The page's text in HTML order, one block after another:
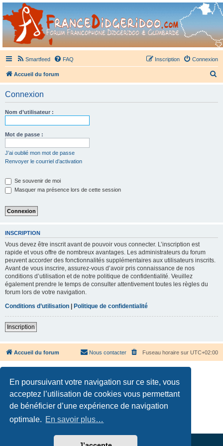
En poursuivant votre navigation sur ce site, vous
acceptez l’utilisation de cookies vous permettant
de bénéficier d’une expérience de navigation
optimale. En savoir plus…
France Didgeridoo
Didgeridoo et Guimbarde sur France Didgeridoo - retrouvez la communauté.
Smartfeed FAQ Connexion
Inscription
Accueil du forum
Connexion
Nom d’utilisateur :
Mot de passe :
J’ai oublié mon mot de passe
Renvoyer le courriel d’activation
Se souvenir de moi
Masquer ma présence lors de cette session
INSCRIPTION
Vous devez être inscrit avant de pouvoir vous connecter. L’inscription est
rapide et vous offre de nombreux avantages. Les administrateurs du forum
peuvent accorder des fonctionnalités supplémentaires aux utilisateurs inscrits.
Avant de vous inscrire, assurez-vous d’avoir pris connaissance de nos
conditions d’utilisation et de notre politique de confidentialité. Veuillez
également prendre le temps de consulter attentivement toutes les règles du
forum lors de votre navigation.
Conditions d’utilisation
Politique de confidentialité
Inscription
Accueil du forum Fuseau horaire sur UTC+02:00
Nous contacter
Développé parphpBB® Forum Software © phpBB Limited
Confidentialité